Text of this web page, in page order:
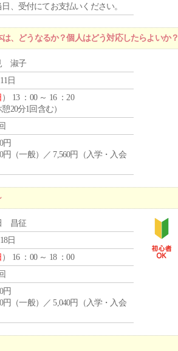
、受付にてお支払いください。
、どうなるか？個人はどう対応したらよいか？
淑子
日
） 13 ：00 ～ 16 ：20
憩20分1回含む）
円
円（一般）／ 7,560円（入学・入会
昌征
日
） 16 ：00 ～ 18 ：00
円
円（一般）／ 5,040円（入学・入会